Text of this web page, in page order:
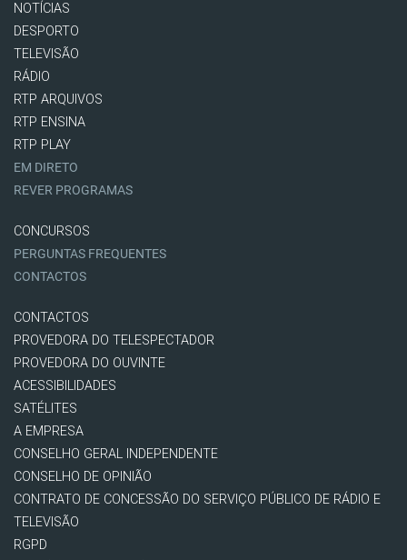
NOTÍCIAS
DESPORTO
TELEVISÃO
RÁDIO
RTP ARQUIVOS
RTP ENSINA
RTP PLAY
EM DIRETO
REVER PROGRAMAS
CONCURSOS
PERGUNTAS FREQUENTES
CONTACTOS
CONTACTOS
PROVEDORA DO TELESPECTADOR
PROVEDORA DO OUVINTE
ACESSIBILIDADES
SATÉLITES
A EMPRESA
CONSELHO GERAL INDEPENDENTE
CONSELHO DE OPINIÃO
CONTRATO DE CONCESSÃO DO SERVIÇO PÚBLICO DE RÁDIO E
TELEVISÃO
RGPD